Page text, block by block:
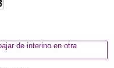
de interino en otra